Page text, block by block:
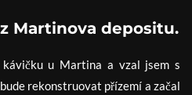
Martinova depositu.
u Martina a vzal jsem s
rekonstruovat přízemí a začal